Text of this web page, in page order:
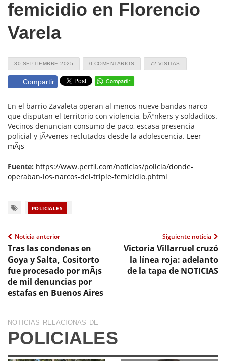
femicidio en Florencio
Varela
30 SEPTIEMBRE 2025 0 COMENTARIOS 72 VISITAS
Compartir
En el barrio Zavaleta operan al menos nueve bandas narco
que disputan el territorio con violencia, bÃºnkers y soldaditos.
Vecinos denuncian consumo de paco, escasa presencia
policial y jÃ³venes reclutados desde la adolescencia. Leer
mÃ¡s
Fuente: https://www.perfil.com/noticias/policia/donde-
operaban-los-narcos-del-triple-femicidio.phtml
POLICIALES
Noticia anterior
Tras las condenas en
Goya y Salta, Cositorto
fue procesado por mÃ¡s
de mil denuncias por
estafas en Buenos Aires
Siguiente noticia
Victoria Villarruel cruzó
la línea roja: adelanto
de la tapa de NOTICIAS
NOTICIAS RELACIONAS DE
POLICIALES